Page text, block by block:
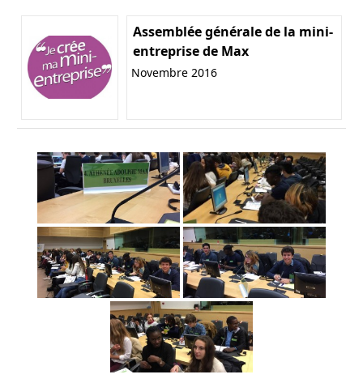
Assemblée générale de la mini-
entreprise de Max
Novembre 2016